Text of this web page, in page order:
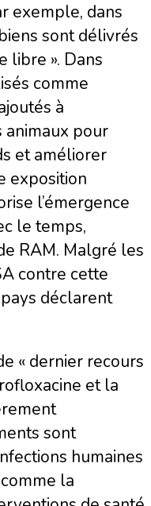
exemple, dans
sont délivrés
libre ». Dans
comme
à
animaux pour
et améliorer
exposition
l’émergence
le temps,
RAM. Malgré les
contre cette
déclarent
« dernier recours
et la
sont
humaines
la